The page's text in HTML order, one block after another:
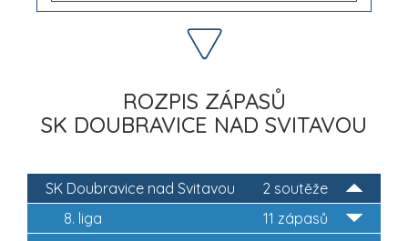
ROZPIS ZÁPASŮ
SK DOUBRAVICE NAD SVITAVOU
2 soutěže
SK Doubravice nad Svitavou
11 zápasů
8. liga